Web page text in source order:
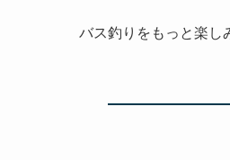
バス釣りをもっと楽し